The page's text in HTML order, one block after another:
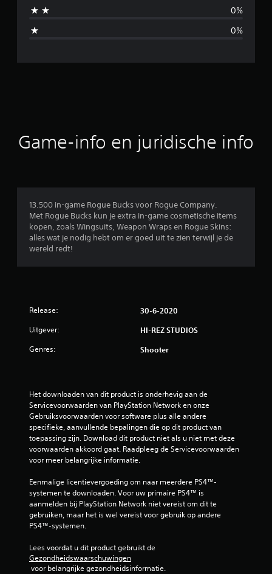
o
e
g
n
0%
0%
Game-info en juridische info
13.500 in-game Rogue Bucks voor Rogue Company.
Met Rogue Bucks kun je extra in-game cosmetische items
kopen, zoals Wingsuits, Weapon Wraps en Rogue Skins:
alles wat je nodig hebt om er goed uit te zien terwijl je de
wereld redt!
Release: 30-6-2020
Uitgever: HI-REZ STUDIOS
Genres: Shooter
Het downloaden van dit product is onderhevig aan de
Servicevoorwaarden van PlayStation Network en onze
Gebruiksvoorwaarden voor software plus alle andere
specifieke, aanvullende bepalingen die op dit product van
toepassing zijn. Download dit product niet als u niet met deze
voorwaarden akkoord gaat. Raadpleeg de Servicevoorwaarden
voor meer belangrijke informatie.
Eenmalige licentievergoeding om naar meerdere PS4™-
systemen te downloaden. Voor uw primaire PS4™ is
aanmelden bij PlayStation Network niet vereist om dit te
gebruiken, maar het is wel vereist voor gebruik op andere
PS4™-systemen.
Lees voordat u dit product gebruikt de
Gezondheidswaarschuwingen
voor belangrijke gezondheidsinformatie.